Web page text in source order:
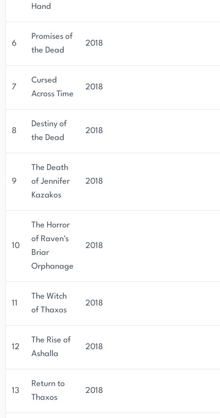
Hand
6
Promises of
the Dead
2018
7
Cursed
Across Time
2018
8
Destiny of
the Dead
2018
9
The Death
of Jennifer
Kazakos
2018
10
The Horror
of Raven's
Briar
Orphanage
2018
11
The Witch
of Thaxos
2018
12
The Rise of
Ashalla
2018
13
Return to
Thaxos
2018